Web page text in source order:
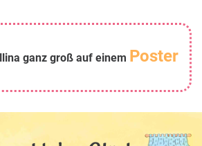
ganz groß auf einem Poster